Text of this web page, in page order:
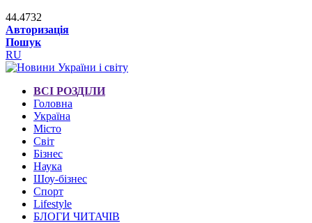
44.4732
Авторизація
Пошук
RU
ВСІ РОЗДІЛИ
Головна
Україна
Місто
Світ
Бізнес
Наука
Шоу-бізнес
Спорт
Lifestyle
БЛОГИ ЧИТАЧІВ